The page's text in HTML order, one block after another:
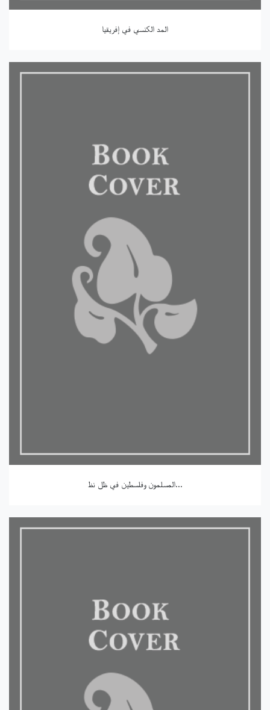
المد الكنسي في إفريقيا
المسلمون وفلسطين في ظل نظ...